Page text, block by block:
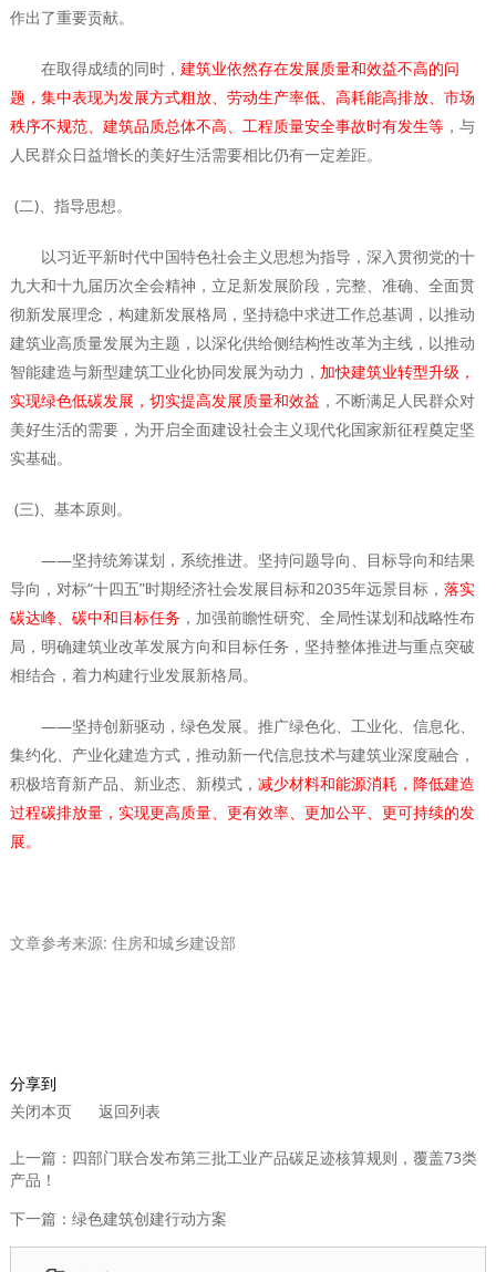
作出了重要贡献。
在取得成绩的同时， 建筑业依然存在发展质量和效益不高的问
题，集中表现为发展方式粗放、劳动生产率低、高耗能高排放、市场
秩序不规范、建筑品质总体不高、工程质量安全事故时有发生等，与
人民群众日益增长的美好生活需要相比仍有一定差距。
(二)、指导思想。
以习近平新时代中国特色社会主义思想为指导，深入贯彻党的十
九大和十九届历次全会精神，立足新发展阶段，完整、准确、全面贯
彻新发展理念，构建新发展格局，坚持稳中求进工作总基调，以推动
建筑业高质量发展为主题，以深化供给侧结构性改革为主线，以推动
智能建造与新型建筑工业化协同发展为动力， 加快建筑业转型升级，
实现绿色低碳发展，切实提高发展质量和效益 ，不断满足人民群众对
美好生活的需要，为开启全面建设社会主义现代化国家新征程奠定坚
实基础。
(三)、基本原则。
——坚持统筹谋划，系统推进。坚持问题导向、目标导向和结果
导向，对标“十四五”时期经济社会发展目标和2035年远景目标， 落实
碳达峰、碳中和目标任务 ，加强前瞻性研究、全局性谋划和战略性布
局，明确建筑业改革发展方向和目标任务，坚持整体推进与重点突破
相结合，着力构建行业发展新格局。
——坚持创新驱动，绿色发展。推广绿色化、工业化、信息化、
集约化、产业化建造方式，推动新一代信息技术与建筑业深度融合，
积极培育新产品、新业态、新模式， 减少材料和能源消耗，降低建造
过程碳排放量，实现更高质量、更有效率、更加公平、更可持续的发
展。
文章参考来源: 住房和城乡建设部
分享到
关闭本页
返回列表
上一篇：四部门联合发布第三批工业产品碳足迹核算规则，覆盖73类
产品！
下一篇：绿色建筑创建行动方案